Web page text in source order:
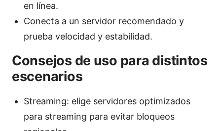
en línea.
Conecta a un servidor recomendado y
prueba velocidad y estabilidad.
Consejos de uso para distintos
escenarios
Streaming: elige servidores optimizados
para streaming para evitar bloqueos